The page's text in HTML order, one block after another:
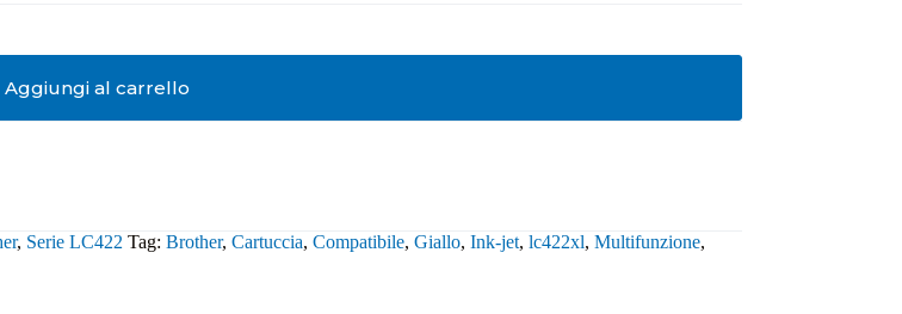
Aggiungi al carrello
, Serie LC422 Tag: Brother, Cartuccia, Compatibile, Giallo, Ink-jet, lc422xl, Multifunzione,